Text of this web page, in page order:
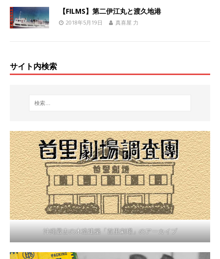
【FILMS】第二伊江丸と渡久地港
2018年5月19日 真喜屋 力
サイト内検索
沖縄最古の木造建築「首里劇場」のアーカイブ